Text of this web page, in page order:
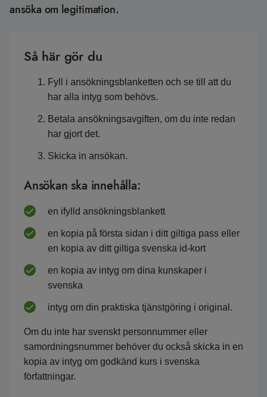
ansöka om legitimation.
Så här gör du
Fyll i ansökningsblanketten och se till att du
har alla intyg som behövs.
Betala ansökningsavgiften, om du inte redan
har gjort det.
Skicka in ansökan.
Ansökan ska innehålla:
en ifylld ansökningsblankett
en kopia på första sidan i ditt giltiga pass eller
en kopia av ditt giltiga svenska id-kort
en kopia av intyg om dina kunskaper i
svenska
intyg om din praktiska tjänstgöring i original.
Om du inte har svenskt personnummer eller
samordningsnummer behöver du också skicka in en
kopia av intyg om godkänd kurs i svenska
författningar.